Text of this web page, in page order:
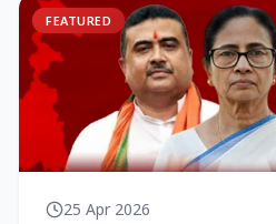
FEATURED
25 Apr 2026